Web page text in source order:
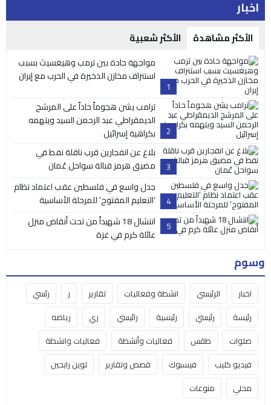
اخبار
الأكثر مشاهدة الأكثر شعبية
1
مواجهة حادة بين ترمب وهيغسيث بسبب
استنزاف مخازن الذخيرة في الحرب مع إيران
2
ترامب يشن هجوماً حاداً على المرشح
الديمقراطي عبد الرحمن السيد ويتهمه
بكراهية إسرائيل
3
بلاغ عن انفجارين قرب ناقلة نفط في
مضيق هرمز قبالة سواحل عُمان
4
جدل واسع في فلسطين عقب اعتماد نظام
‘التعليم المفتوح’ للمرحلة الأساسية
5
انتشال 18 شهيداً من تحت أنقاض منزل
عائلة كرم في غزة
وسوم
اخبار الرئيسي انشطة وفعاليات تقارير ر
رئسي
رئيسة
رئيسي رئيسية رائيسي ري
رياضه
صلوات
طقس فعاليات وأنشطة
فعاليات وانشطة
فيديو كليب
فيسبوك قصص وتقارير
لوين رايحين
محلي
منوعات